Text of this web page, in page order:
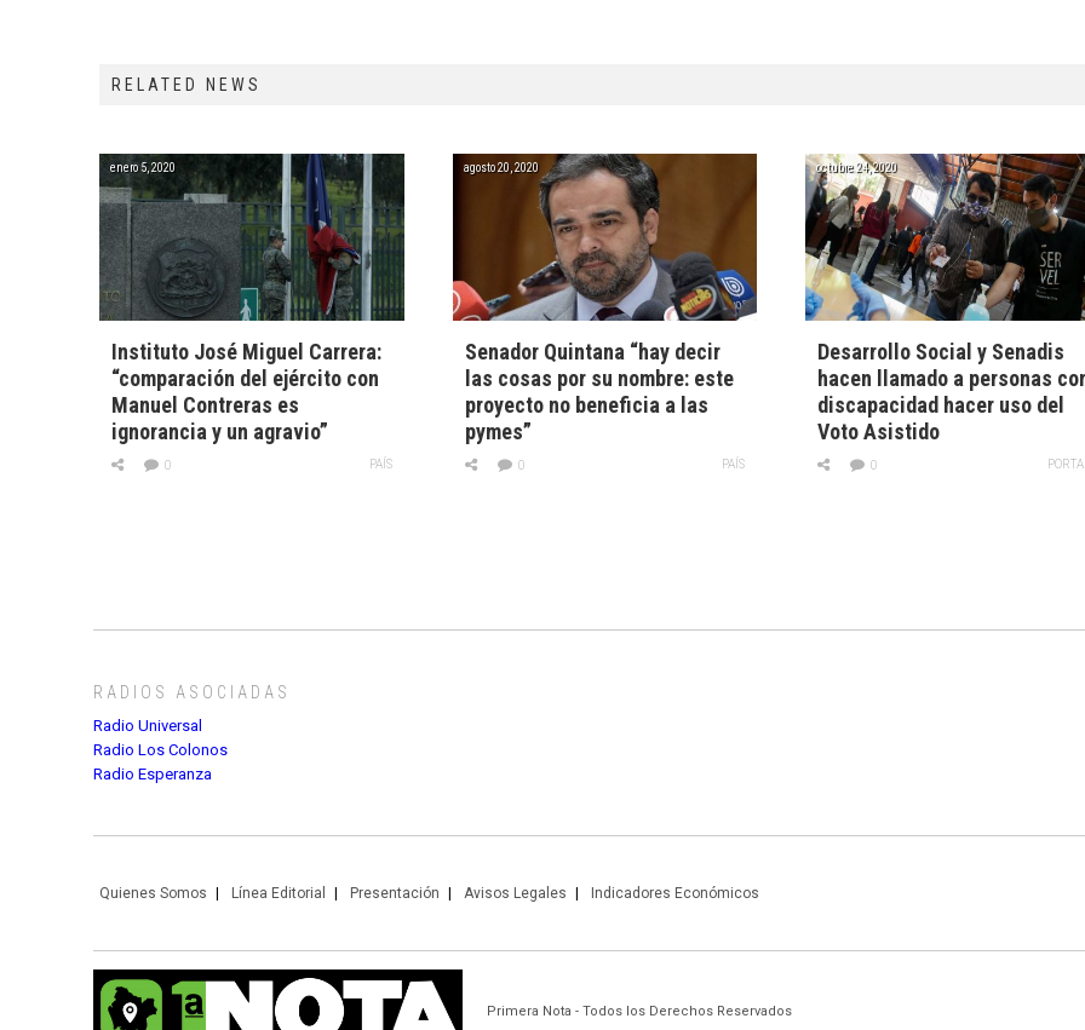
RELATED NEWS
enero 5, 2020
Instituto José Miguel Carrera:
“comparación del ejército con
Manuel Contreras es
ignorancia y un agravio”
PAÍS
0
agosto 20, 2020
Senador Quintana “hay decir
las cosas por su nombre: este
proyecto no beneficia a las
pymes”
PAÍS
0
octubre 24, 2020
Desarrollo Social y Senadis
hacen llamado a personas
discapacidad hacer uso del
Voto Asistido
0
RADIOS ASOCIADAS
Radio Universal
Radio Los Colonos
Radio Esperanza
Quienes Somos Línea Editorial Presentación Avisos Legales Indicadores Económicos
Primera Nota - Todos los Derechos Reservados